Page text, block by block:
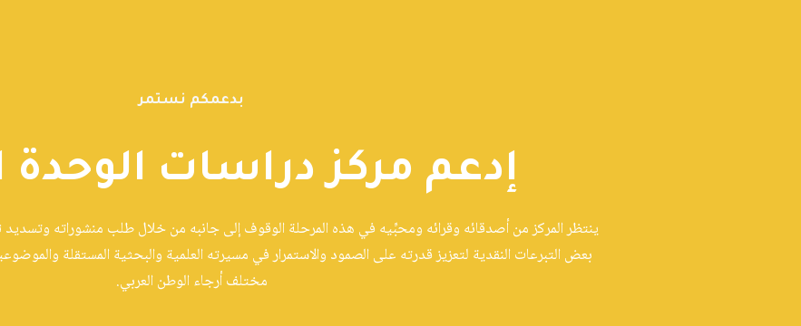
بدعمكم نستمر
إدعم مركز دراسات الوحدة
ينتظر المركز من أصدقائه وقرائه ومحبِّيه في هذه المرحلة الوقوف إلى جانبه من خلال طلب منشوراته وتسديد
بعض التبرعات النقدية لتعزيز قدرته على الصمود والاستمرار في مسيرته العلمية والبحثية المستقلة
مختلف أرجاء الوطن العربي.